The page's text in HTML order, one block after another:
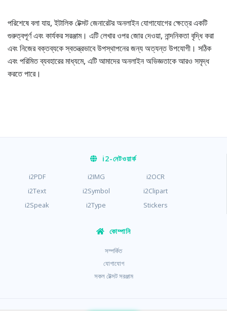
পরিশেষে বলা যায়, ইটালিক টেক্সট জেনারেটর অনলাইন যোগাযোগের ক্ষেত্রে একটি
গুরুত্বপূর্ণ এবং কার্যকর সরঞ্জাম। এটি লেখার ওপর জোর দেওয়া, নান্দনিকতা বৃদ্ধি করা
এবং নিজের বক্তব্যকে স্বতন্ত্রভাবে উপস্থাপনের জন্য অত্যন্ত উপযোগী। সঠিক
এবং পরিমিত ব্যবহারের মাধ্যমে, এটি আমাদের অনলাইন অভিজ্ঞতাকে আরও সমৃদ্ধ
করতে পারে।
i2-নেটওয়ার্ক
i2PDF i2IMG
i2OCR
i2Text
i2Symbol
i2Clipart
i2Speak
i2Type Stickers
কোম্পানি
সম্পর্কিত
যোগাযোগ
সকল টেক্সট সরঞ্জাম